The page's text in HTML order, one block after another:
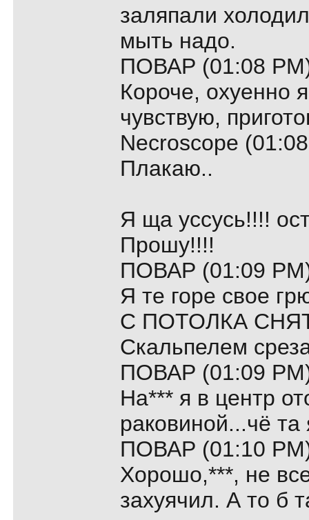
заляпали
мыть надо.
ПОВАР (01:08
Короче, охуенно
чувствую,
Necroscope
Плакаю..
Я ща уссусь!!!!
Прошу!!!!
ПОВАР (01:09
Я те горе свое
С ПОТОЛКА
Скальпелем
ПОВАР (01:09
На*** я в центр
раковиной...чё
ПОВАР (01:10
Хорошо,***, не
захуячил. А то б